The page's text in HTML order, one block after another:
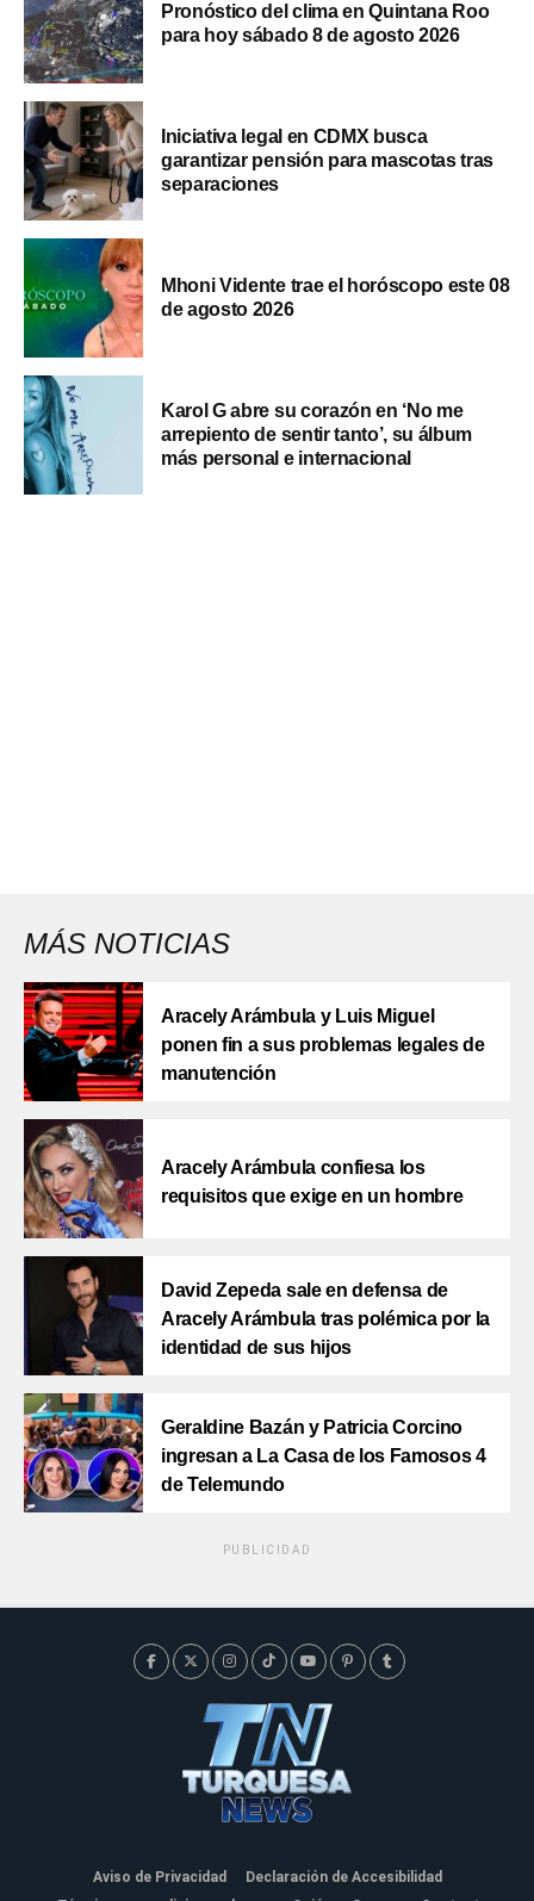
Pronóstico del clima en Quintana Roo
para hoy sábado 8 de agosto 2026
Iniciativa legal en CDMX busca
garantizar pensión para mascotas tras
separaciones
Mhoni Vidente trae el horóscopo este 08
de agosto 2026
Karol G abre su corazón en ‘No me
arrepiento de sentir tanto’, su álbum
más personal e internacional
MÁS NOTICIAS
Aracely Arámbula y Luis Miguel
ponen fin a sus problemas legales de
manutención
Aracely Arámbula confiesa los
requisitos que exige en un hombre
David Zepeda sale en defensa de
Aracely Arámbula tras polémica por la
identidad de sus hijos
Geraldine Bazán y Patricia Corcino
ingresan a La Casa de los Famosos 4
de Telemundo
PUBLICIDAD
Aviso de Privacidad
Declaración de Accesibilidad